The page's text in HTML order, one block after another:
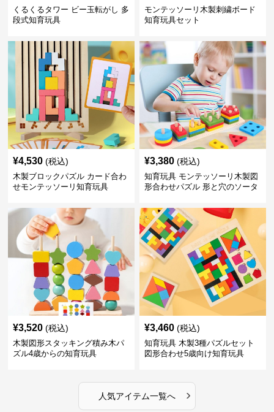
くるくるタワー ビー玉転がし 多
段式知育玩具
モンテッソーリ木製刺繍ボード
知育玩具セット
¥4,530 (税込)
木製ブロックパズル カード合わ
せモンテッソーリ知育玩具
¥3,380 (税込)
知育玩具 モンテッソーリ木製図
形合わせパズル 形と穴のソータ
¥3,520 (税込)
木製図形スタッキング積み木パ
ズル4歳からの知育玩具
¥3,460 (税込)
知育玩具 木製3種パズルセット
図形合わせ5歳向け知育玩具
人気アイテム一覧へ ›